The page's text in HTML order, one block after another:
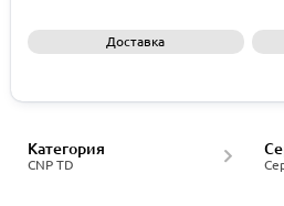
Доставка
CNP TD
Категория